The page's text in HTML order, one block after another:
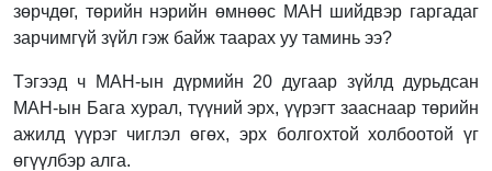
зөрчдөг, төрийн нэрийн өмнөөс МАН шийдвэр гаргадаг
зарчимгүй зүйл гэж байж таарах уу таминь ээ?
Тэгээд ч МАН-ын дүрмийн 20 дугаар зүйлд дурьдсан
МАН-ын Бага хурал, түүний эрх, үүрэгт зааснаар төрийн
ажилд үүрэг чиглэл өгөх, эрх болгохтой холбоотой үг
өгүүлбэр алга.